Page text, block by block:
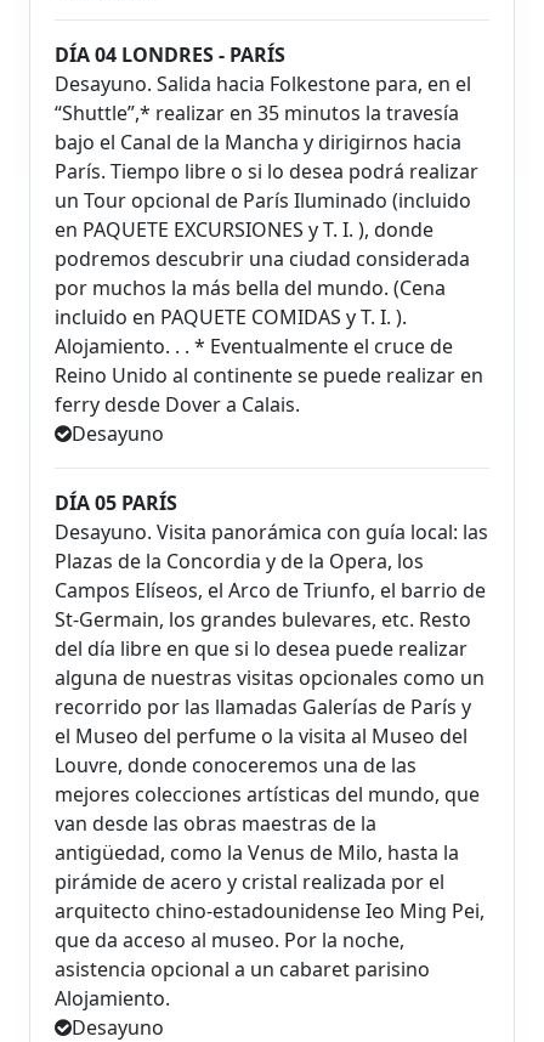
DÍA 04 LONDRES - PARÍS
Desayuno. Salida hacia Folkestone para, en el
“Shuttle”,* realizar en 35 minutos la travesía
bajo el Canal de la Mancha y dirigirnos hacia
París. Tiempo libre o si lo desea podrá realizar
un Tour opcional de París Iluminado (incluido
en PAQUETE EXCURSIONES y T. I. ), donde
podremos descubrir una ciudad considerada
por muchos la más bella del mundo. (Cena
incluido en PAQUETE COMIDAS y T. I. ).
Alojamiento. . . * Eventualmente el cruce de
Reino Unido al continente se puede realizar en
ferry desde Dover a Calais.
Desayuno
DÍA 05 PARÍS
Desayuno. Visita panorámica con guía local: las
Plazas de la Concordia y de la Opera, los
Campos Elíseos, el Arco de Triunfo, el barrio de
St-Germain, los grandes bulevares, etc. Resto
del día libre en que si lo desea puede realizar
alguna de nuestras visitas opcionales como un
recorrido por las llamadas Galerías de París y
el Museo del perfume o la visita al Museo del
Louvre, donde conoceremos una de las
mejores colecciones artísticas del mundo, que
van desde las obras maestras de la
antigüedad, como la Venus de Milo, hasta la
pirámide de acero y cristal realizada por el
arquitecto chino-estadounidense Ieo Ming Pei,
que da acceso al museo. Por la noche,
asistencia opcional a un cabaret parisino
Alojamiento.
Desayuno